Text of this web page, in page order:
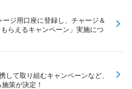
ージ用口座に登録し、チャージ＆
らえるキャンペーン」実施につ
して取り組むキャンペーンなど、
策が決定！